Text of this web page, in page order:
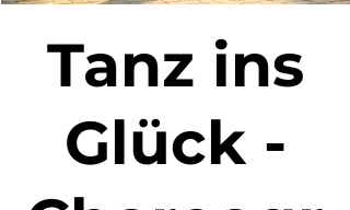
Tanz ins
Glück -